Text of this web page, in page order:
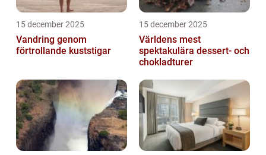
15 december 2025
Vandring genom
förtrollande kuststigar
15 december 2025
Världens mest
spektakulära dessert- och
chokladturer